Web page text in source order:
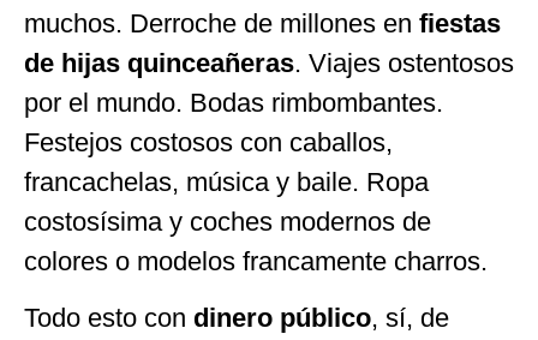
muchos. Derroche de millones en fiestas
de hijas quinceañeras. Viajes ostentosos
por el mundo. Bodas rimbombantes.
Festejos costosos con caballos,
francachelas, música y baile. Ropa
costosísima y coches modernos de
colores o modelos francamente charros.
Todo esto con dinero público, sí, de